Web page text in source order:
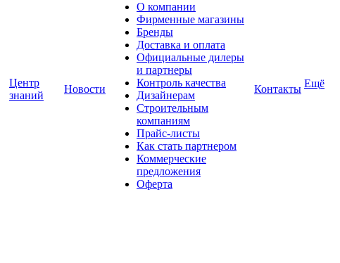
Центр
знаний
Новости
О компании
Фирменные магазины
Бренды
Доставка и оплата
Официальные дилеры
и партнеры
Контроль качества
Дизайнерам
Строительным
компаниям
Прайс-листы
Как стать партнером
Коммерческие
предложения
Оферта
Контакты Ещё